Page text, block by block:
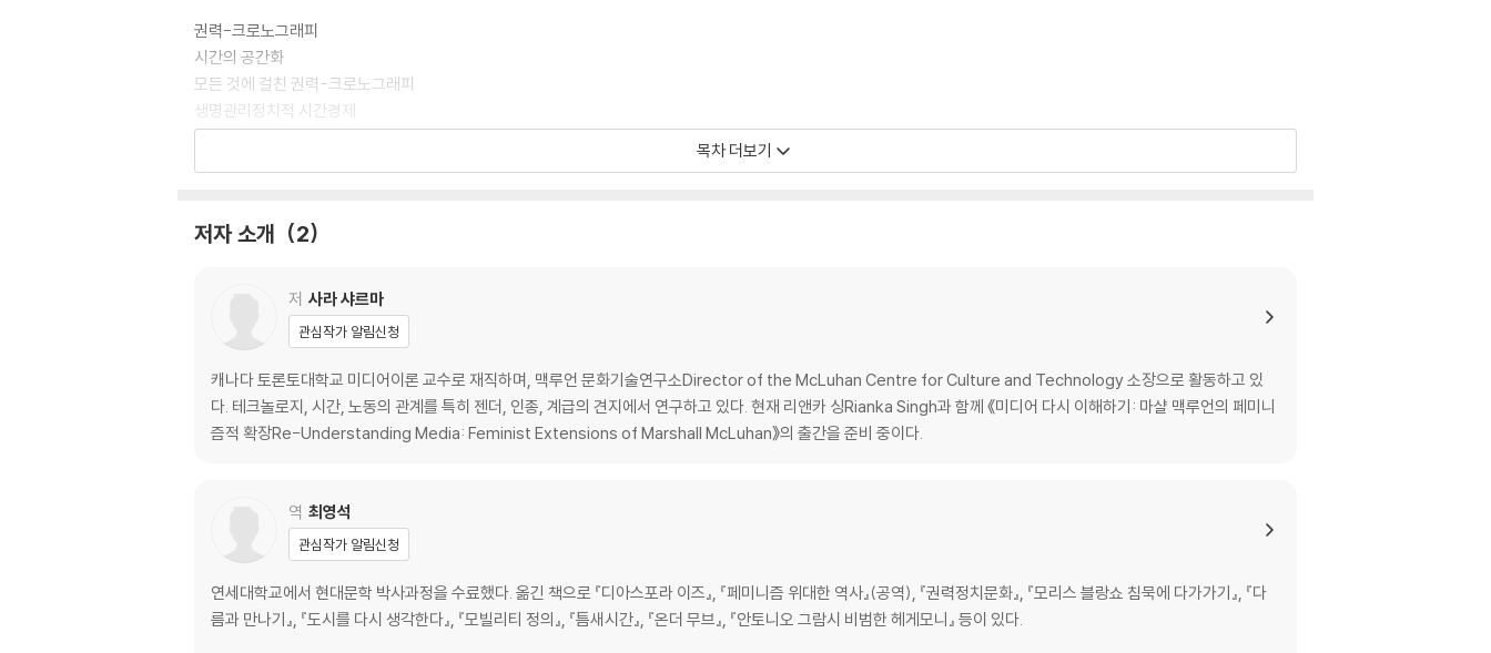
권력-크로노그래피
시간의 공간화
모든 것에 걸친 권력-크로노그래피
생명관리정치적 시간경제
각 장의 개요
질주하는 로드 워리어
시차 부적응을 뛰어넘는 전사들
휴식을 위한 시간 아키텍처
기다림
출발 터미널의 시간
택시 기사의 사례
뒷좌석을 차지한 속도
틈새시간
시간관리의 하위 아키텍처
시간의 변방에서 나타나는 택시의 시차 부적응
목차 더보기
저자 소개 2
저 사라 샤르마
관심작가 알림신청
캐나다 토론토대학교 미디어이론 교수로 재직하며, 맥루언 문화기술연구소Director of the McLuhan Centre for Culture and Technology 소장으로 활동하고 있
다. 테크놀로지, 시간, 노동의 관계를 특히 젠더, 인종, 계급의 견지에서 연구하고 있다. 현재 리앤카 싱Rianka Singh과 함께 《미디어 다시 이해하기: 마샬 맥루언의 페미니
즘적 확장Re-Understanding Media: Feminist Extensions of Marshall McLuhan》의 출간을 준비 중이다.
역 최영석
관심작가 알림신청
연세대학교에서 현대문학 박사과정을 수료했다. 옮긴 책으로 『디아스포라 이즈』, 『페미니즘 위대한 역사』(공역), 『권력정치문화』, 『모리스 블랑쇼 침묵에 다가가기』, 『다
름과 만나기』, 『도시를 다시 생각한다』, 『모빌리티 정의』, 『틈새시간』, 『온더 무브』, 『안토니오 그람시 비범한 헤게모니』 등이 있다.